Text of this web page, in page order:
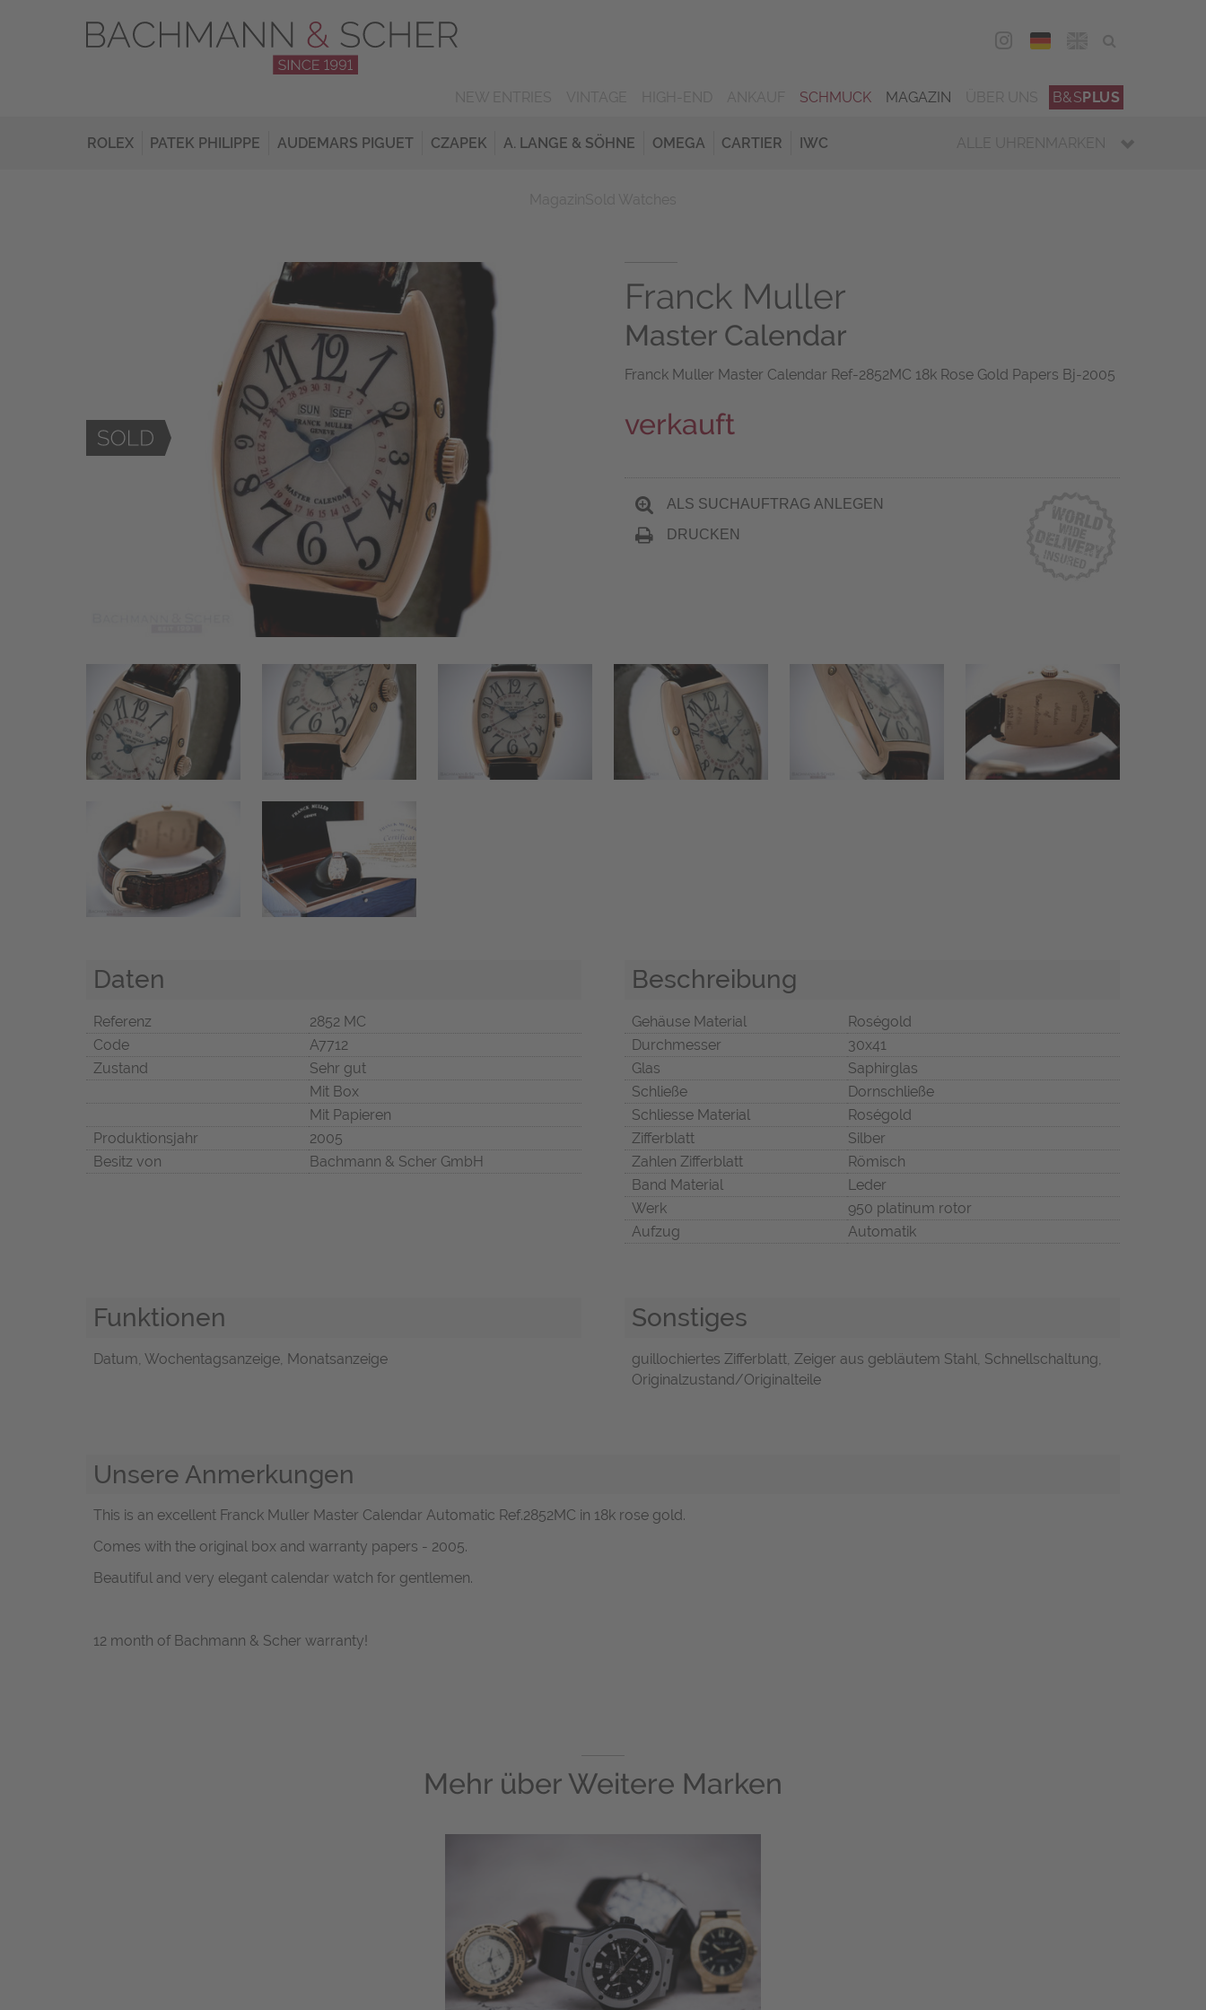
DEU
SCHMUCK MAGAZIN B&SPLUS
ROLEX PATEK PHILIPPE AUDEMARS PIGUET CZAPEK A. LANGE & SÖHNE OMEGA CARTIER IWC ALLE UHRENMARKEN
Franck Muller
Master Calendar
Franck Muller Master Calendar Ref-2852MC 18k Rose Gold Papers Bj-2005
verkauft
ALS SUCHAUFTRAG ANLEGEN
DRUCKEN
Daten
Referenz
2852 MC
Code
A7712
Zustand
Sehr gut
Mit Box
Mit Papieren
Produktionsjahr
2005
Besitz von
Bachmann & Scher GmbH
Beschreibung
Gehäuse Material
Roségold
Durchmesser
30x41
Glas
Saphirglas
Schließe
Dornschließe
Schliesse Material
Roségold
Zifferblatt
Silber
Zahlen Zifferblatt
Römisch
Band Material
Leder
Werk
950 platinum rotor
Aufzug
Automatik
Funktionen
Datum, Wochentagsanzeige, Monatsanzeige
Sonstiges
guillochiertes Zifferblatt, Zeiger aus gebläutem Stahl, Schnellschaltung,
Originalzustand/Originalteile
Unsere Anmerkungen
This is an excellent Franck Muller Master Calendar Automatic Ref.2852MC in 18k rose gold.
Comes with the original box and warranty papers - 2005.
Beautiful and very elegant calendar watch for gentlemen.
12 month of Bachmann & Scher warranty!
Mehr über Weitere Marken